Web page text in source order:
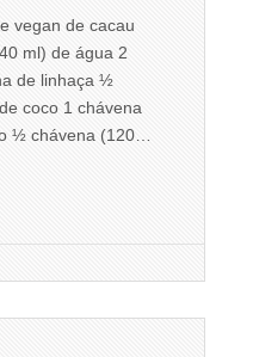
vegan de cacau
ml) de água 2
de linhaça ½
coco 1 chávena
½ chávena (120…